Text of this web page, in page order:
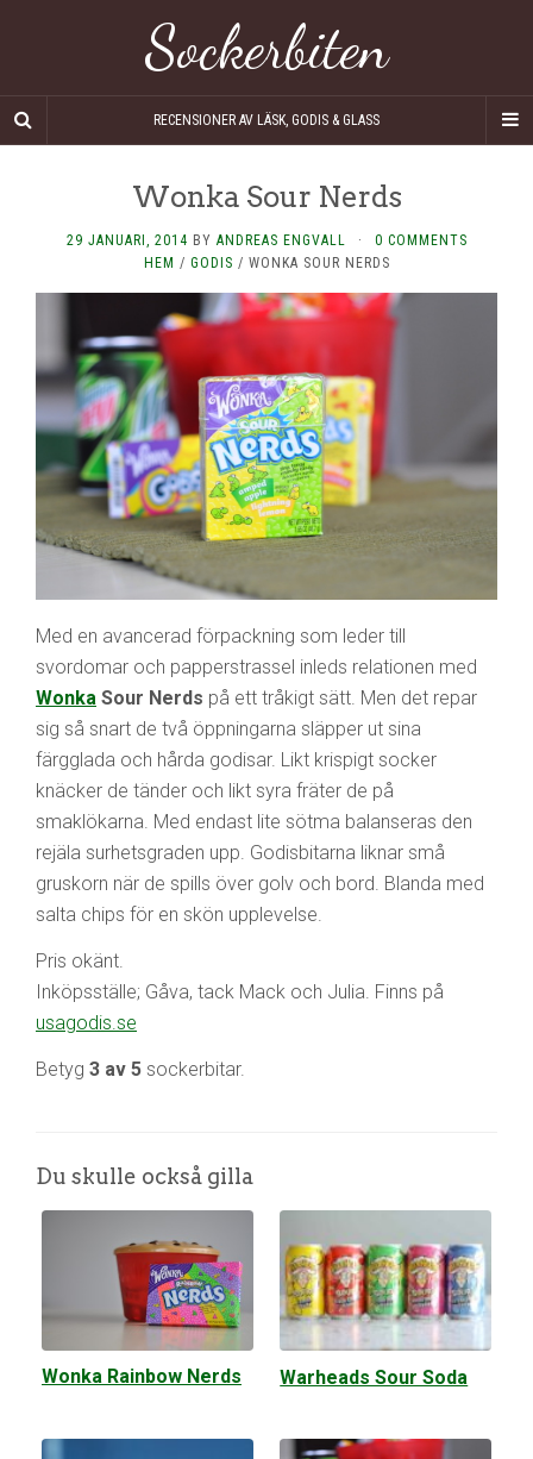
Sockerbiten
RECENSIONER AV LÄSK, GODIS & GLASS
Wonka Sour Nerds
29 JANUARI, 2014 BY ANDREAS ENGVALL ·
0 COMMENTS
HEM / GODIS / WONKA SOUR NERDS
Med en avancerad förpackning som leder till
svordomar och papperstrassel inleds relationen med
Wonka Sour Nerds på ett tråkigt sätt. Men det repar
sig så snart de två öppningarna släpper ut sina
färgglada och hårda godisar. Likt krispigt socker
knäcker de tänder och likt syra fräter de på
smaklökarna. Med endast lite sötma balanseras den
rejäla surhetsgraden upp. Godisbitarna liknar små
gruskorn när de spills över golv och bord. Blanda med
salta chips för en skön upplevelse.
Pris okänt.
Inköpsställe; Gåva, tack Mack och Julia. Finns på
usagodis.se
Betyg 3 av 5 sockerbitar.
Du skulle också gilla
Wonka Rainbow Nerds Warheads Sour Soda